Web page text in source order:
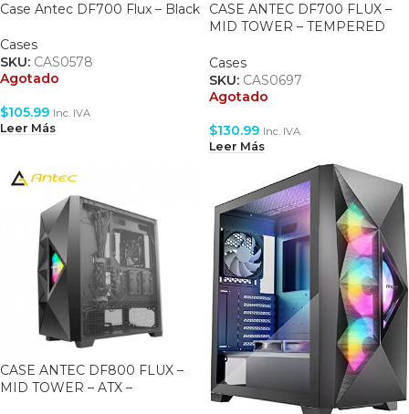
Case Antec DF700 Flux – Black
Cases
SKU: CAS0578
Agotado
$105.99 Inc. IVA
Leer Más
CASE ANTEC DF700 FLUX –
MID TOWER – TEMPERED
INCLUDED – 2 FAN BLACK –
ATX – WHITE
Cases
SKU: CAS0697
Agotado
$130.99 Inc. IVA
Leer Más
CASE ANTEC DF800 FLUX –
MID TOWER – ATX –